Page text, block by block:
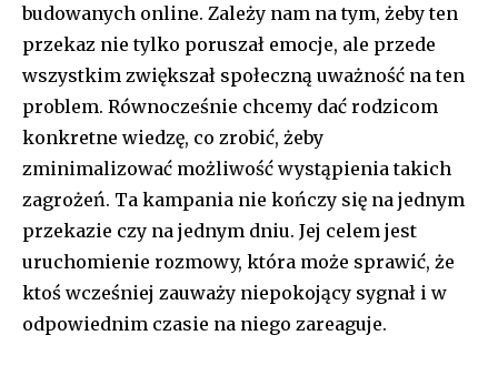
budowanych online. Zależy nam na tym, żeby ten
przekaz nie tylko poruszał emocje, ale przede
wszystkim zwiększał społeczną uważność na ten
problem. Równocześnie chcemy dać rodzicom
konkretne wiedzę, co zrobić, żeby
zminimalizować możliwość wystąpienia takich
zagrożeń. Ta kampania nie kończy się na jednym
przekazie czy na jednym dniu. Jej celem jest
uruchomienie rozmowy, która może sprawić, że
ktoś wcześniej zauważy niepokojący sygnał i w
odpowiednim czasie na niego zareaguje.